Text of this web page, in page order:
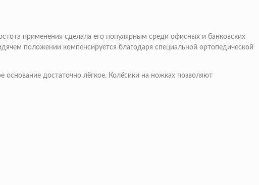
применения сделала его популярным среди офисных и банковских
положении компенсируется благодаря специальной ортопедической
достаточно лёгкое. Колёсики на ножках позволяют